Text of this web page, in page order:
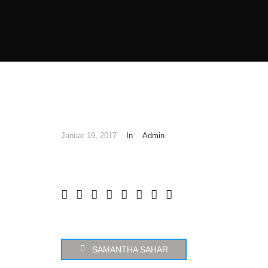
Januar 19, 2017 In Admin
SAMANTHA SAHAR